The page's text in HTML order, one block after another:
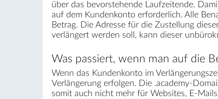
über das bevorstehende Laufzeitende.
auf dem Kundenkonto erforderlich. Alle
Betrag. Die Adresse für die Zustellung
verlängert werden soll, kann dieser
Was passiert, wenn man auf die
Wenn das Kundenkonto im
Verlängerung erfolgen. Die .academy-
somit auch nicht mehr für Websites, E-